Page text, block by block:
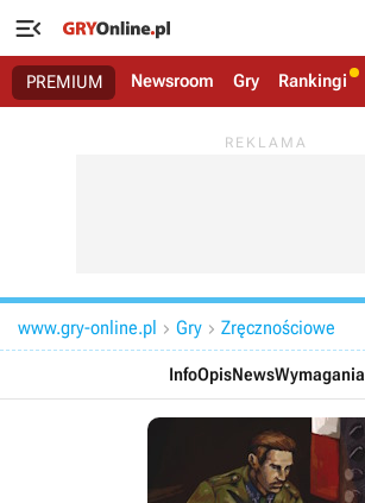

PREMIUM Newsroom Gry Rankingi
www.gry-online.pl  Gry  Zręcznościowe
InfoOpisNewsWymagania